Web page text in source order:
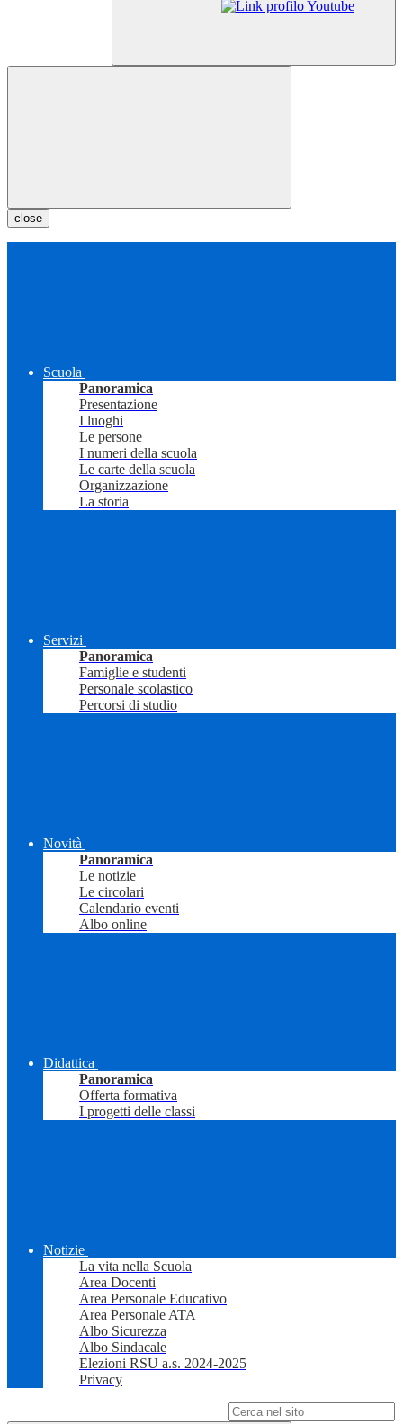
close
Scuola
Panoramica
Presentazione
I luoghi
Le persone
I numeri della scuola
Le carte della scuola
Organizzazione
La storia
Servizi
Panoramica
Famiglie e studenti
Personale scolastico
Percorsi di studio
Novità
Panoramica
Le notizie
Le circolari
Calendario eventi
Albo online
Didattica
Panoramica
Offerta formativa
I progetti delle classi
Notizie
La vita nella Scuola
Area Docenti
Area Personale Educativo
Area Personale ATA
Albo Sicurezza
Albo Sindacale
Elezioni RSU a.s. 2024-2025
Privacy